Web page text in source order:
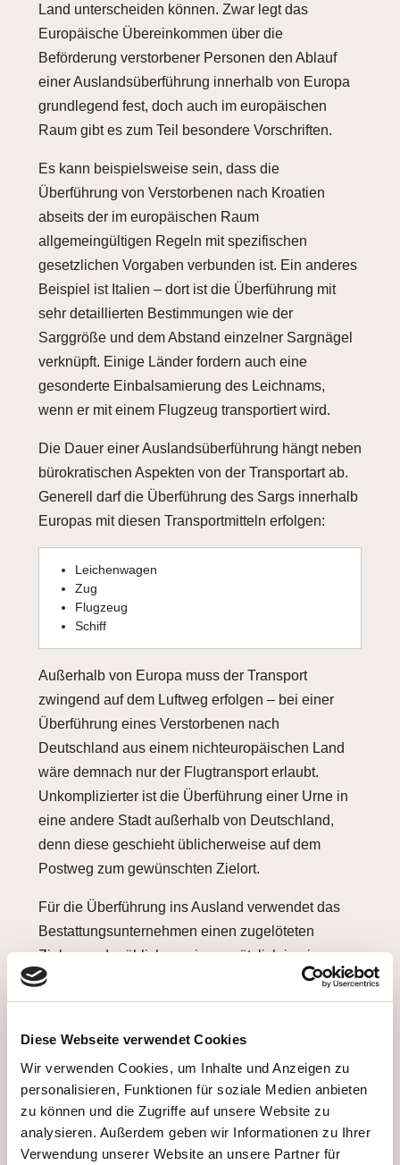
Diese Webseite verwendet Cookies
Wir verwenden Cookies, um Inhalte und Anzeigen zu
personalisieren, Funktionen für soziale Medien anbieten
zu können und die Zugriffe auf unsere Website zu
analysieren. Außerdem geben wir Informationen zu Ihrer
Verwendung unserer Website an unsere Partner für
Land unterscheiden können. Zwar legt das
Europäische Übereinkommen über die
Beförderung verstorbener Personen den Ablauf
einer Auslandsüberführung innerhalb von Europa
grundlegend fest, doch auch im europäischen
Raum gibt es zum Teil besondere Vorschriften.
Es kann beispielsweise sein, dass die
Überführung von Verstorbenen nach Kroatien
abseits der im europäischen Raum
allgemeingültigen Regeln mit spezifischen
gesetzlichen Vorgaben verbunden ist. Ein anderes
Beispiel ist Italien – dort ist die Überführung mit
sehr detaillierten Bestimmungen wie der
Sarggröße und dem Abstand einzelner Sargnägel
verknüpft. Einige Länder fordern auch eine
gesonderte Einbalsamierung des Leichnams,
wenn er mit einem Flugzeug transportiert wird.
Die Dauer einer Auslandsüberführung hängt neben
bürokratischen Aspekten von der Transportart ab.
Generell darf die Überführung des Sargs innerhalb
Europas mit diesen Transportmitteln erfolgen:
Leichenwagen
Zug
Flugzeug
Schiff
Außerhalb von Europa muss der Transport
zwingend auf dem Luftweg erfolgen – bei einer
Überführung eines Verstorbenen nach
Deutschland aus einem nichteuropäischen Land
wäre demnach nur der Flugtransport erlaubt.
Unkomplizierter ist die Überführung einer Urne in
eine andere Stadt außerhalb von Deutschland,
denn diese geschieht üblicherweise auf dem
Postweg zum gewünschten Zielort.
Für die Überführung ins Ausland verwendet das
Bestattungsunternehmen einen zugelöteten
Zinksarg, der üblicherweise zusätzlich in einem
Holzsarg liegt. Meist erfolgt der Transport in einer
neutralen Kiste, sodass auch normale
Transportkiste nicht als Sarg, wenn sie sie beim
Be- und Entladen sehen. Wichtig ist auch, dass bei
einer Überführung mit dem Flugzeug kein Unter-
oder Überdruck im Sarg entsteht. Je nach